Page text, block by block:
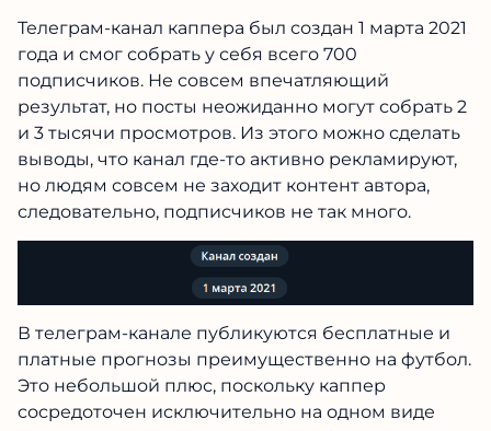
Телеграм-канал каппера был создан 1 марта 2021
года и смог собрать у себя всего 700
подписчиков. Не совсем впечатляющий
результат, но посты неожиданно могут собрать 2
и 3 тысячи просмотров. Из этого можно сделать
выводы, что канал где-то активно рекламируют,
но людям совсем не заходит контент автора,
следовательно, подписчиков не так много.
В телеграм-канале публикуются бесплатные и
платные прогнозы преимущественно на футбол.
Это небольшой плюс, поскольку каппер
сосредоточен исключительно на одном виде